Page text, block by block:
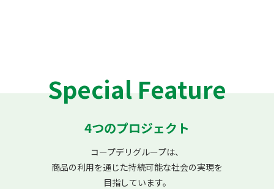
（たまねぎ）～～ この記事では、コープデリで取り扱う
「有機農産物」について紹介しています。 コープデリ連合
2026.06.11 コープデリ連合会
コープみらい
いばらきコープ
とちぎコープ
コープぐんま
コープデリにいがた
Special Feature
4つのプロジェクト
コープデリグループは、
商品の利用を通じた持続可能な社会の実現を
目指しています。